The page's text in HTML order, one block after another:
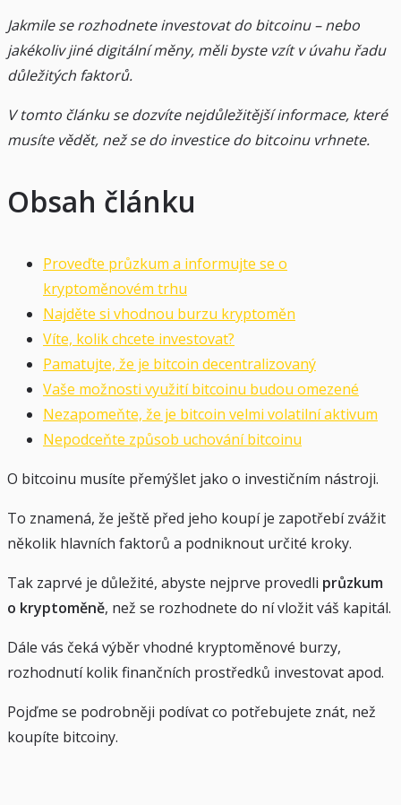
Jakmile se rozhodnete investovat do bitcoinu – nebo
jakékoliv jiné digitální měny, měli byste vzít v úvahu řadu
důležitých faktorů.
V tomto článku se dozvíte nejdůležitější informace, které
musíte vědět, než se do investice do bitcoinu vrhnete.
Obsah článku
Proveďte průzkum a informujte se o
kryptoměnovém trhu
Najděte si vhodnou burzu kryptoměn
Víte, kolik chcete investovat?
Pamatujte, že je bitcoin decentralizovaný
Vaše možnosti využití bitcoinu budou omezené
Nezapomeňte, že je bitcoin velmi volatilní aktivum
Nepodceňte způsob uchování bitcoinu
O bitcoinu musíte přemýšlet jako o investičním nástroji.
To znamená, že ještě před jeho koupí je zapotřebí zvážit
několik hlavních faktorů a podniknout určité kroky.
Tak zaprvé je důležité, abyste nejprve provedli průzkum
o kryptoměně, než se rozhodnete do ní vložit váš kapitál.
Dále vás čeká výběr vhodné kryptoměnové burzy,
rozhodnutí kolik finančních prostředků investovat apod.
Pojďme se podrobněji podívat co potřebujete znát, než
koupíte bitcoiny.